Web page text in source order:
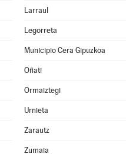
Larraul
Legorreta
Municipio Cera Gipuzkoa
Oñati
Ormaiztegi
Urnieta
Zarautz
Zumaia